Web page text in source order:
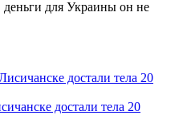
для Украины он не
достали тела 20